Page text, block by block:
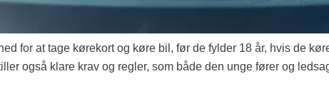
for at tage kørekort og køre bil, før de fylder 18 år, hvis de
også klare krav og regler, som både den unge fører og